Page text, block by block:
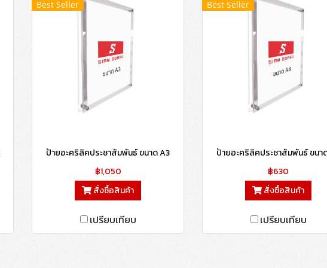
Best Seller
ป้ายอะคริลิคประชาสัมพันธ์ ขนาด A3
฿1,050
สั่งซื้อสินค้า
เปรียบเทียบ
Best Seller
ป้ายอะคริลิคประชาสัมพันธ์ ขนา
฿630
สั่งซื้อสินค้า
เปรียบเทียบ